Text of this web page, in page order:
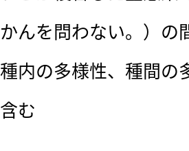
んを問わない。）の
内の多様性、種間の
む